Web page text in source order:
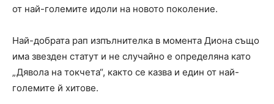
от най-големите идоли на новото поколение.
Най-добрата рап изпълнителка в момента Диона също
има звезден статут и не случайно е определяна като
„Дявола на токчета“, както се казва и един от най-
големите й хитове.